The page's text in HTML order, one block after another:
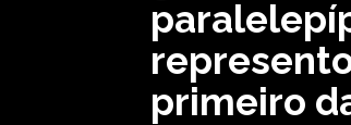
primeiro